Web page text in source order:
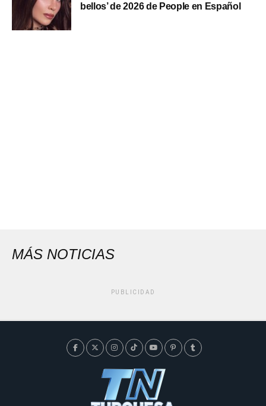
bellos’ de 2026 de People en Español
MÁS NOTICIAS
PUBLICIDAD